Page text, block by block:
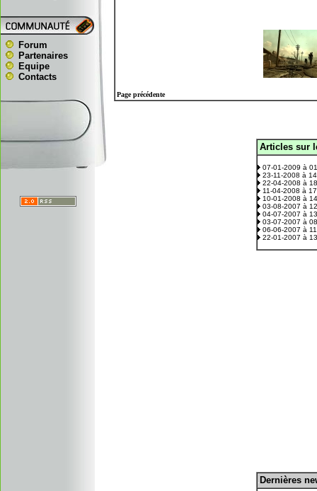
Forum
Partenaires
Equipe
Contacts
Page précédente
Articles sur
07-01-2009 à
23-11-2008 à
22-04-2008 à
11-04-2008 à
10-01-2008 à
03-08-2007 à
04-07-2007 à
03-07-2007 à
06-06-2007 à
22-01-2007 à
Dernières